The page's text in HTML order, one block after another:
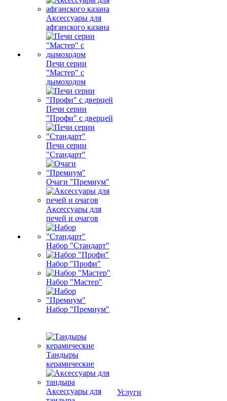
Аксессуары для
афганского казана
Печи серии
"Мастер" с
дымоходом
Печи серии
"Профи" с дверцей
Печи серии
"Стандарт"
Очаги "Премиум"
Аксессуары для
печей и очагов
Набор "Стандарт"
Набор "Профи"
Набор "Мастер"
Набор "Премиум"
Тандыры
керамические
Аксессуары для
Услуги